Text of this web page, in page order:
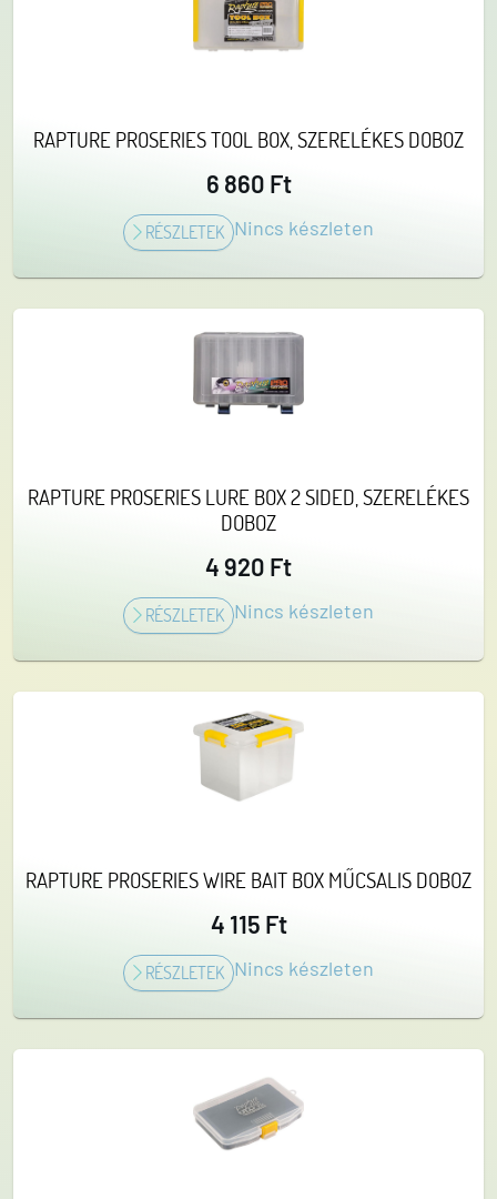
RAPTURE PROSERIES TOOL BOX, SZERELÉKES DOBOZ
6 860 Ft
RÉSZLETEK Nincs készleten
RAPTURE PROSERIES LURE BOX 2 SIDED, SZERELÉKES
DOBOZ
4 920 Ft
RÉSZLETEK Nincs készleten
RAPTURE PROSERIES WIRE BAIT BOX MŰCSALIS DOBOZ
4 115 Ft
RÉSZLETEK Nincs készleten